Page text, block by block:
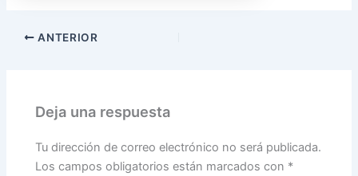
ANTERIOR
Deja una respuesta
Tu dirección de correo electrónico no será publicada.
Los campos obligatorios están marcados con *